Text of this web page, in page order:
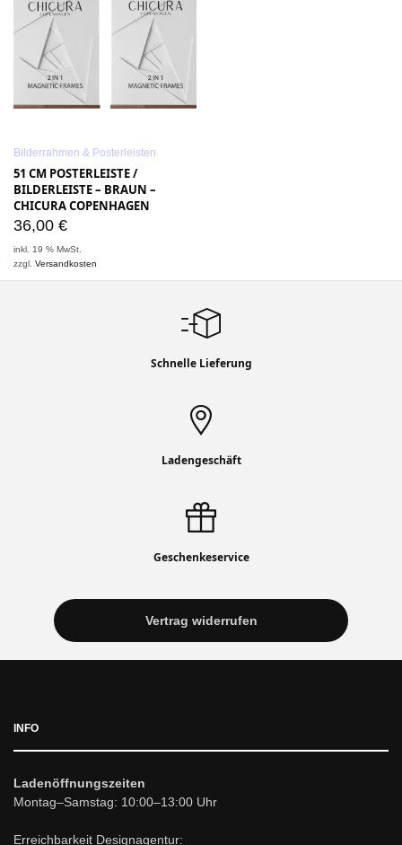
Bilderrahmen & Posterleisten
51 CM POSTERLEISTE /
BILDERLEISTE – BRAUN –
CHICURA COPENHAGEN
36,00 €
inkl. 19 % MwSt.
zzgl.Versandkosten
Schnelle Lieferung
Ladengeschäft
Geschenkeservice
Vertrag widerrufen
INFO
Ladenöffnungszeiten
Montag–Samstag: 10:00–13:00 Uhr
Erreichbarkeit Designagentur: